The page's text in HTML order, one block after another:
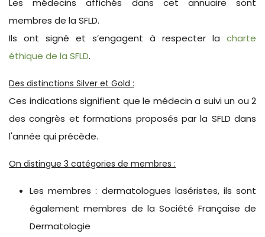
Les médecins affichés dans cet annuaire sont
membres de la SFLD.
Ils ont signé et s’engagent à respecter la charte
éthique de la SFLD.
Des distinctions Silver et Gold :
Ces indications signifient que le médecin a suivi un ou 2
des congrès et formations proposés par la SFLD dans
l'année qui précède.
On distingue 3 catégories de membres :
Les membres : dermatologues laséristes, ils sont
également membres de la Société Française de
Dermatologie